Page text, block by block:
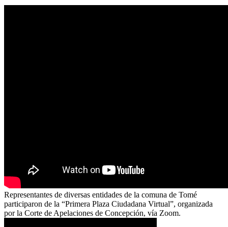
Representantes de diversas entidades de la comuna de Tomé
participaron de la “Primera Plaza Ciudadana Virtual”, organizada
por la Corte de Apelaciones de Concepción, vía Zoom.